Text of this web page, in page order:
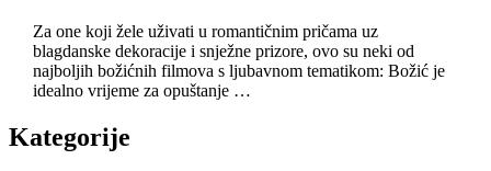
Za one koji žele uživati u romantičnim pričama uz
blagdanske dekoracije i snježne prizore, ovo su neki od
najboljih božićnih filmova s ljubavnom tematikom: Božić je
idealno vrijeme za opuštanje …
Kategorije